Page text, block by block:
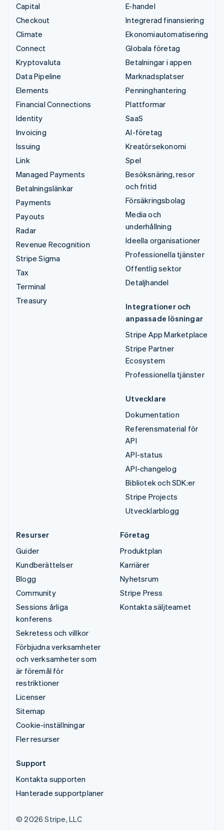
Capital
Checkout
Climate
Connect
Kryptovaluta
Data Pipeline
Elements
Financial Connections
Identity
Invoicing
Issuing
Link
Managed Payments
Betalningslänkar
Payments
Payouts
Radar
Revenue Recognition
Stripe Sigma
Tax
Terminal
Treasury
E-handel
Integrerad finansiering
Ekonomiautomatisering
Globala företag
Betalningar i appen
Marknadsplatser
Penninghantering
Plattformar
SaaS
AI-företag
Kreatörsekonomi
Spel
Besöksnäring, resor
och fritid
Försäkringsbolag
Media och
underhållning
Ideella organisationer
Professionella tjänster
Offentlig sektor
Detaljhandel
Integrationer och
anpassade lösningar
Stripe App Marketplace
Stripe Partner
Ecosystem
Professionella tjänster
Utvecklare
Dokumentation
Referensmaterial för
API
API-status
API-changelog
Bibliotek och SDK:er
Stripe Projects
Utvecklarblogg
Resurser
Guider
Kundberättelser
Blogg
Community
Sessions årliga
konferens
Sekretess och villkor
Förbjudna verksamheter
och verksamheter som
är föremål för
restriktioner
Licenser
Sitemap
Cookie-inställningar
Fler resurser
Företag
Produktplan
Karriärer
Nyhetsrum
Stripe Press
Kontakta säljteamet
Support
Kontakta supporten
Hanterade supportplaner
© 2026 Stripe, LLC